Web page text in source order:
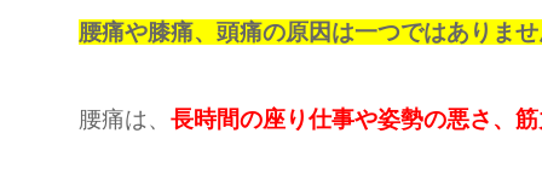
腰痛や膝痛、頭痛の原因は一つではありま
腰痛は、 長時間の座り仕事や姿勢の悪さ、